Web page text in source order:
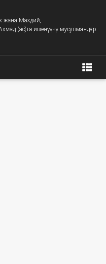
жана Махдий,
(ас)га ишенүүчү мусулмандар